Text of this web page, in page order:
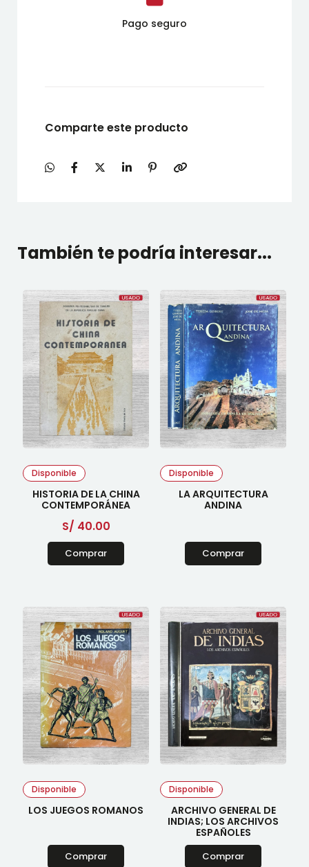
Pago seguro
Comparte este producto
También te podría interesar...
Disponible
HISTORIA DE LA CHINA
CONTEMPORÁNEA
S/ 40.00
Comprar
Disponible
LA ARQUITECTURA
ANDINA
Comprar
Disponible
LOS JUEGOS ROMANOS
Comprar
Disponible
ARCHIVO GENERAL DE
INDIAS; LOS ARCHIVOS
ESPAÑOLES
Comprar